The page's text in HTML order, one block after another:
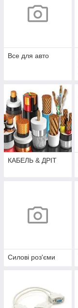
Все для авто
КАБЕЛЬ & ДРІТ
Силові роз'єми